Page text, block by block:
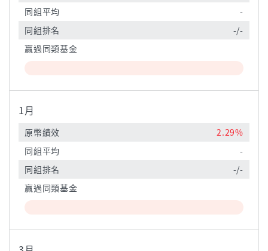
同組平均
-
同組排名
-/-
贏過同類基金
1月
原幣績效
2.29%
同組平均
-
同組排名
-/-
贏過同類基金